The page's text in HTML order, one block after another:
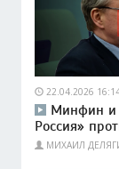
22.04.2026
Минфин и
Россия»
МИХАИЛ